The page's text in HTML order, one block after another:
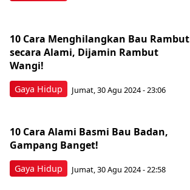
Gaya Hidup
10 Cara Menghilangkan Bau Rambut
secara Alami, Dijamin Rambut
Wangi!
Jumat, 30 Agu 2024 - 23:06
Gaya Hidup
10 Cara Alami Basmi Bau Badan,
Gampang Banget!
Jumat, 30 Agu 2024 - 22:58